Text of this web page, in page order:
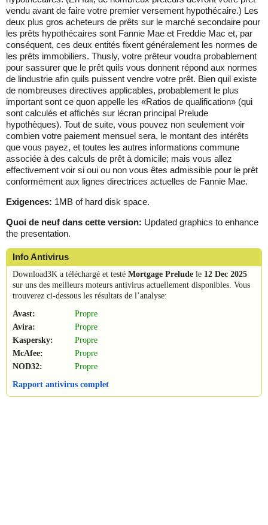
vendu avant de faire votre premier versement hypothécaire.) Les
deux plus gros acheteurs de prêts sur le marché secondaire pour
les prêts hypothécaires sont Fannie Mae et Freddie Mac et, par
conséquent, ces deux entités fixent généralement les normes de
les prêts immobiliers. Thusly, votre prêteur voudra probablement
pour sassurer que le prêt quils vous donnent répond aux normes
de lindustrie afin quils puissent vendre votre prêt. Bien quil existe
de nombreuses directives applicables, probablement le plus
important sont ce quon appelle les «Ratios de qualification» (qui
sont calculés et affichés sur lécran principal Prelude
hypothèques). Tout de suite, vous pouvez non seulement voir
combien votre paiement mensuel sera, le montant des intérêts
que vous payez, et toutes les autres informations commune
associée à des calculs de prêt à domicile; mais vous allez
effectivement voir si oui ou non vous êtes admissible pour le prêt
conformément aux lignes directrices actuelles de Fannie Mae.
Exigences: 1MB of hard disk space.
Quoi de neuf dans cette version: Updated graphics to enhance
the presentation.
Info Antivirus
Download3K a téléchargé et testé Mortgage Prelude le 12 Dec 2025
sur uns des meilleurs moteurs antivirus actuellement disponibles. Vous
trouverez ci-dessous les résultats de l’analyse:
Avast:
Propre
Avira:
Propre
Kaspersky:
Propre
McAfee:
Propre
NOD32:
Propre
Rapport antivirus complet